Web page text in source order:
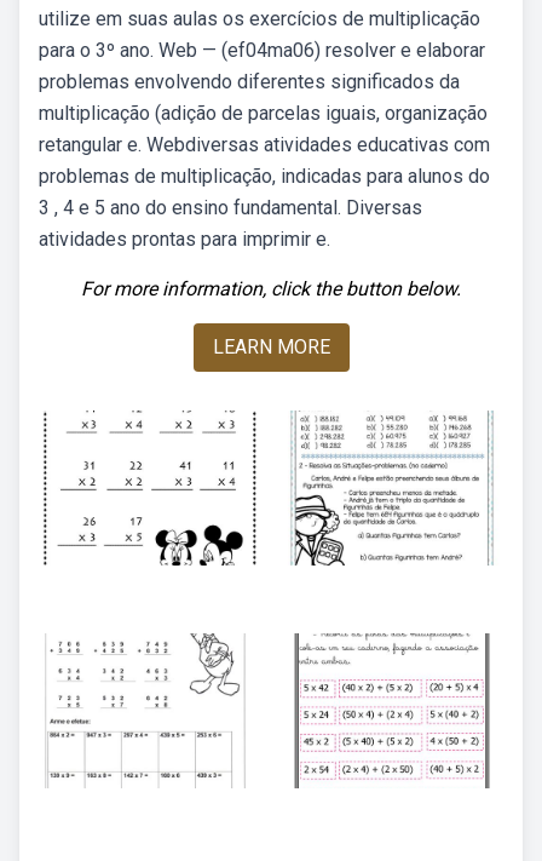
utilize em suas aulas os exercícios de multiplicação
para o 3º ano. Web — (ef04ma06) resolver e elaborar
problemas envolvendo diferentes significados da
multiplicação (adição de parcelas iguais, organização
retangular e. Webdiversas atividades educativas com
problemas de multiplicação, indicadas para alunos do
3 , 4 e 5 ano do ensino fundamental. Diversas
atividades prontas para imprimir e.
For more information, click the button below.
LEARN MORE